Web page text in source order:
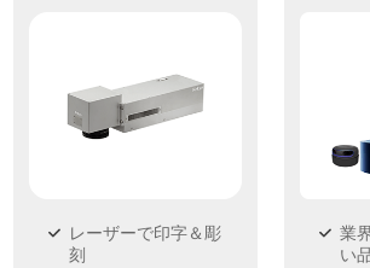
レーザーで印字＆彫
刻
業
い